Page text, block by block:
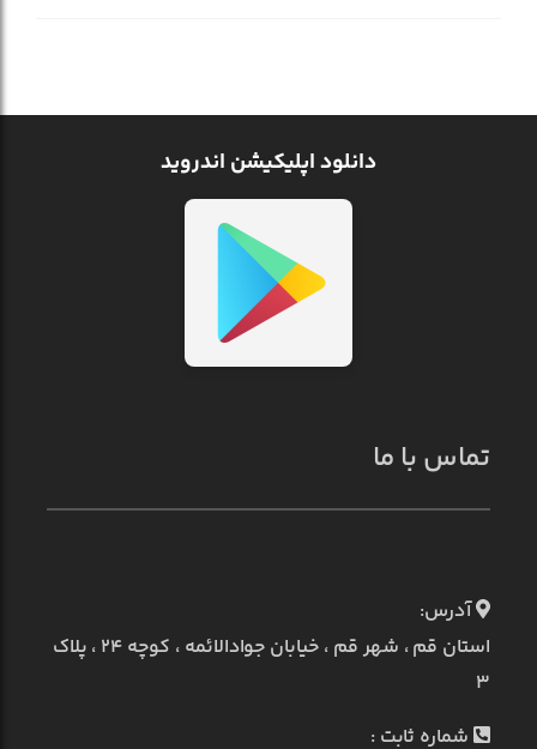
دانلود اپلیکیشن اندروید
تماس با ما
آدرس:
استان قم ، شهر قم ، خیابان جوادالائمه ، کوچه ۲۴ ، پلاک
۳
شماره ثابت :